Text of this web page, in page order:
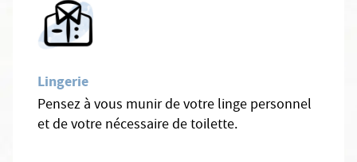
Lingerie
Pensez à vous munir de votre linge personnel
et de votre nécessaire de toilette.